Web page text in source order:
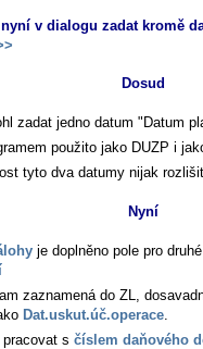
v dialogu zadat kromě
Dosud
zadat jedno datum "Datum
použito jako DUZP i
tyto dva datumy nijak
Nyní
je doplněno pole pro
zaznamená do ZL,
Dat.uskut.úč.operace
s číslem daňového